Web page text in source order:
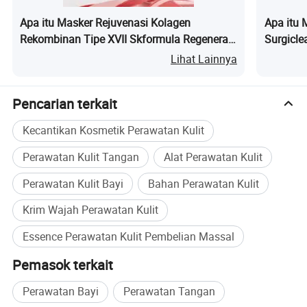
Profil Perusahaan
praktik manufaktur yang bagus berupa obat, 2010,
Medical device direktif (MD3/42/EEC ), sesuai dengan
tujuan kualitas, data ini, analisa tindakan pencegahan
dan manajemen perbaikan, untuk memenuhi kebutuhan
akan sistem manajemen yang kesesuaian dan efisiensi
yang berkelanjutan.
Inovasi Teknologi
Koesion dari kekuatan teknologi yang meningkatkan daya
saing utama
perusahaan telah senantiasa ditekankan pada
penelusuran dan pengembangan produk, investasi
tahunan 10% dari penjualan untuk pembangunan pusat
R&D, Pengembangan produk baru dan pengenalan
terhadap peralatan di muka.R&D center ini dilengkapi
dengan ruang pembersihan di kelas 10000(termasuk
Kelas 100) lebih dari 200m², dan telah memperoleh
beberapa teknologi patent.
Apa itu Masker Rejuvenasi Kolagen
Rekombinan Tipe XVII Skformula Regenerasi
Lihat Lainnya
Apa itu
Pencarian terkait
Kecantikan Kosmetik Perawatan Kulit
Perawatan Kulit Tangan
Alat Perawatan Kulit
Perawatan Kulit Bayi
Bahan Perawatan Kulit
Krim Wajah Perawatan Kulit
Essence Perawatan Kulit Pembelian Massal
Pemasok terkait
Perawatan Bayi Perawatan Tangan